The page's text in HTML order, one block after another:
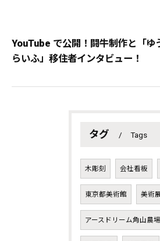
YouTube で公開！闘牛制作と「ゆ
らいふ」移住者インタビュー！
タグ Tags
木彫刻 会社看板
東京都美術館 美術
アースドリーム角山農場